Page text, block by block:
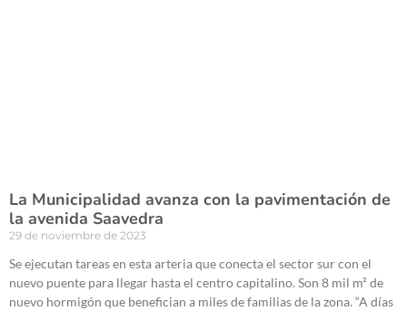
La Municipalidad avanza con la pavimentación de
la avenida Saavedra
29 de noviembre de 2023
Se ejecutan tareas en esta arteria que conecta el sector sur con el
nuevo puente para llegar hasta el centro capitalino. Son 8 mil m² de
nuevo hormigón que benefician a miles de familias de la zona. “A días